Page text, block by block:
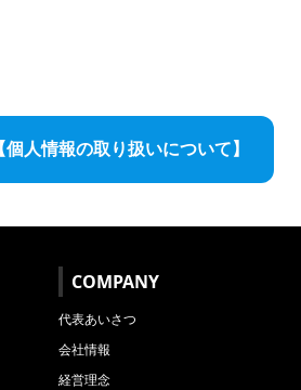
【個人情報の取り扱いについて】
COMPANY
代表あいさつ
会社情報
経営理念